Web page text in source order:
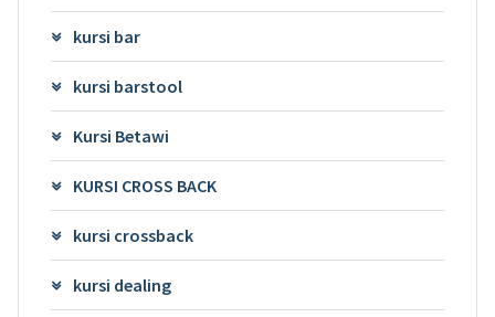
kursi bar
kursi barstool
Kursi Betawi
KURSI CROSS BACK
kursi crossback
kursi dealing